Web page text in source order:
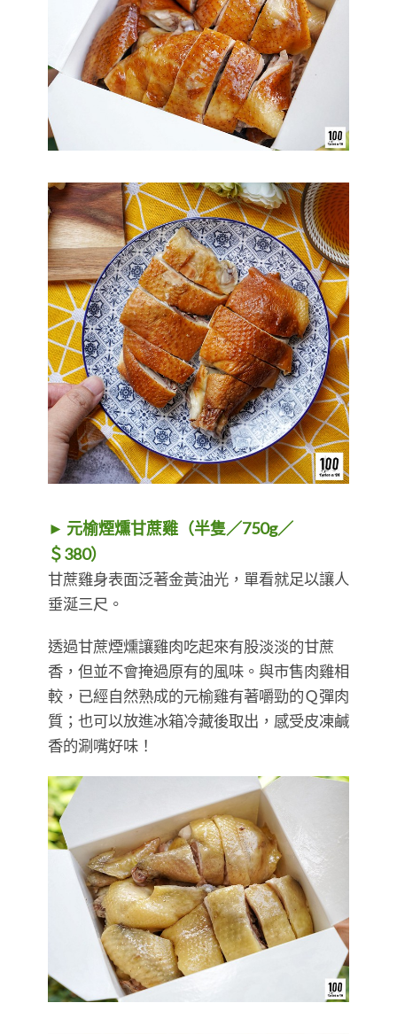
► 元榆煙燻甘蔗雞（半隻／750g／
＄380）
​​​​​​​甘蔗雞身表面泛著金黃油光，單看就足以讓人
垂涎三尺。
透過甘蔗煙燻讓雞肉吃起來有股淡淡的甘蔗
香，但並不會掩過原有的風味。與市售肉雞相
較，已經自然熟成的元榆雞有著嚼勁的Ｑ彈肉
質；也可以放進冰箱冷藏後取出，感受皮凍鹹
香的涮嘴好味！